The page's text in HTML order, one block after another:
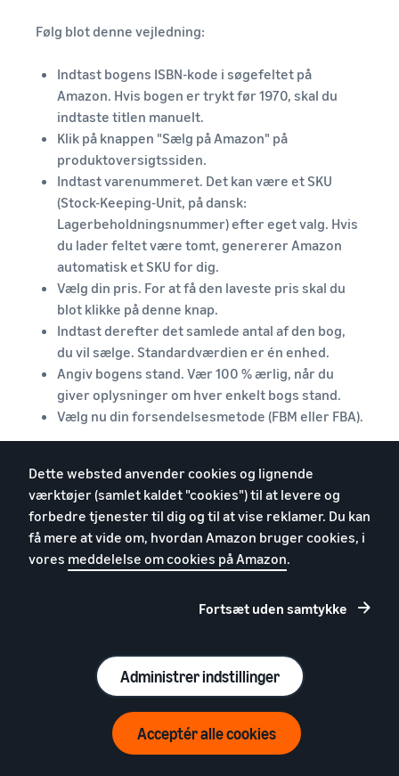
Følg blot denne vejledning:
Indtast bogens ISBN-kode i søgefeltet på
Amazon. Hvis bogen er trykt før 1970, skal du
indtaste titlen manuelt.
Klik på knappen "Sælg på Amazon" på
produktoversigtssiden.
Indtast varenummeret. Det kan være et SKU
(Stock-Keeping-Unit, på dansk:
Lagerbeholdningsnummer) efter eget valg. Hvis
du lader feltet være tomt, genererer Amazon
automatisk et SKU for dig.
Vælg din pris. For at få den laveste pris skal du
blot klikke på denne knap.
Indtast derefter det samlede antal af den bog,
du vil sælge. Standardværdien er én enhed.
Angiv bogens stand. Vær 100 % ærlig, når du
giver oplysninger om hver enkelt bogs stand.
Vælg nu din forsendelsesmetode (FBM eller FBA).
Trin 6: Annoncer for og
markedsfør dine bøger
Nu er det tid til at tænke over, hvordan du rent
faktisk kan fremme din boghandel.
Benyt dig af Amazon-værktøjerne
, som tilbyder gratis træningsvideoer, der
hjælper dig med at lære det grundlæggende inden
for salg, salgsværktøjer, annoncering og
salgsfremmende foranstaltninger. Med
annoncering på Amazon kan du udbygge din
Dette websted anvender cookies og lignende
værktøjer (samlet kaldet "cookies") til at levere og
forbedre tjenester til dig og til at vise reklamer. Du kan
få mere at vide om, hvordan Amazon bruger cookies, i
vores meddelelse om cookies på Amazon.
Fortsæt uden samtykke
Administrer indstillinger
Acceptér alle cookies